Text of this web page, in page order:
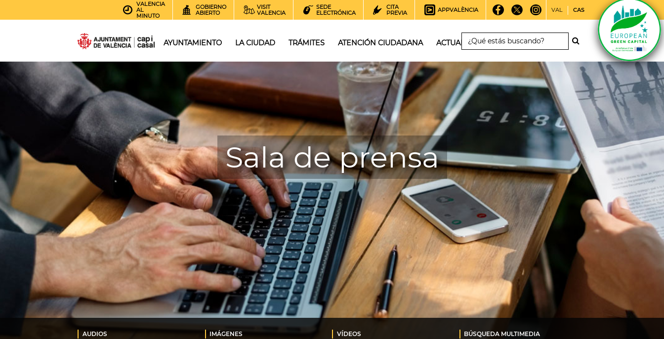
VALENCIA
AL
MINUTO
GOBIERNO
ABIERTO
VISIT
VALENCIA
SEDE
ELECTRÓNICA
CITA
PREVIA
APPVALÈNCIA VAL CAS
AYUNTAMIENTO LA CIUDAD TRÁMITES ATENCIÓN CIUDADANA ACTUALIDAD
Sala de prensa
AUDIOS IMÁGENES VÍDEOS BÚSQUEDA MULTIMEDIA